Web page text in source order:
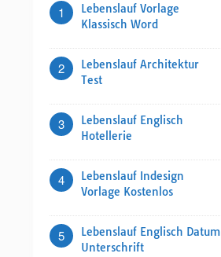
1
Lebenslauf Vorlage
Klassisch Word
2
Lebenslauf Architektur
Test
3
Lebenslauf Englisch
Hotellerie
4
Lebenslauf Indesign
Vorlage Kostenlos
5
Lebenslauf Englisch Datum
Unterschrift